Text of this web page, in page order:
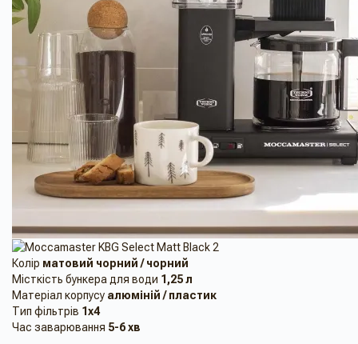
Колір матовий чорний / чорний
Місткість бункера для води 1,25 л
Матеріал корпусу алюміній / пластик
Тип фільтрів 1х4
Час заварювання 5-6 хв